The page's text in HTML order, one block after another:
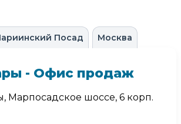
Посад Москва
- Офис продаж
Марпосадское шоссе, 6 корп.